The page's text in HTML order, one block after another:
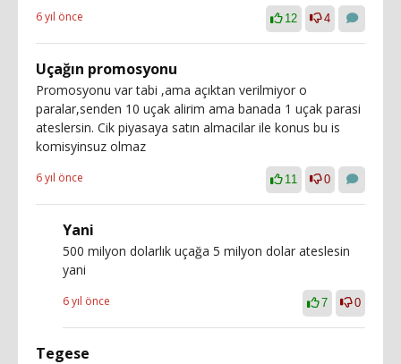
6 yıl önce 12 4
Uçağın promosyonu
Promosyonu var tabi ,ama açıktan verilmiyor o
paralar,senden 10 uçak alirim ama banada 1 uçak parasi
ateslersin. Cik piyasaya satın almacilar ile konus bu is
komisyinsuz olmaz
6 yıl önce 11 0
Yani
500 milyon dolarlık uçağa 5 milyon dolar ateslesin
yani
6 yıl önce 7 0
Tegese